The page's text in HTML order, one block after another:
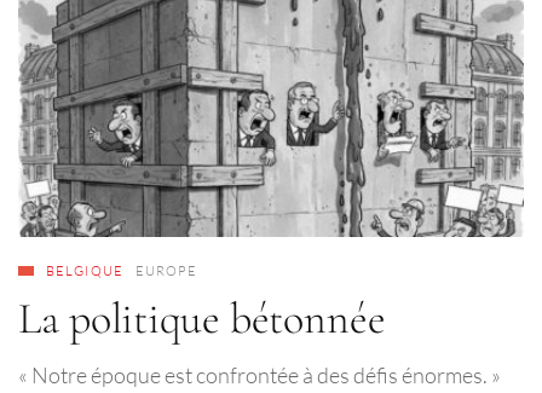
BELGIQUE EUROPE
La politique bétonnée
« Notre époque est confrontée à des défis énormes. »